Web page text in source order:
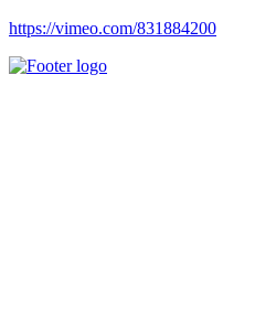
https://vimeo.com/831884200